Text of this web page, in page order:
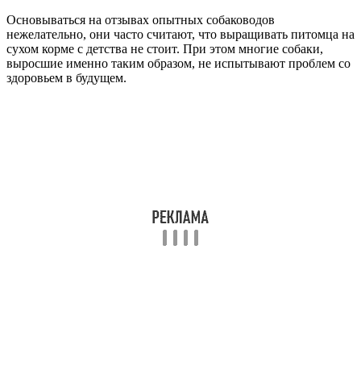
Основываться на отзывах опытных собаководов
нежелательно, они часто считают, что выращивать питомца на
сухом корме с детства не стоит. При этом многие собаки,
выросшие именно таким образом, не испытывают проблем со
здоровьем в будущем.